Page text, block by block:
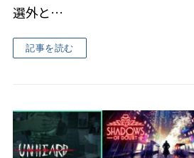
選外と…
記事を読む